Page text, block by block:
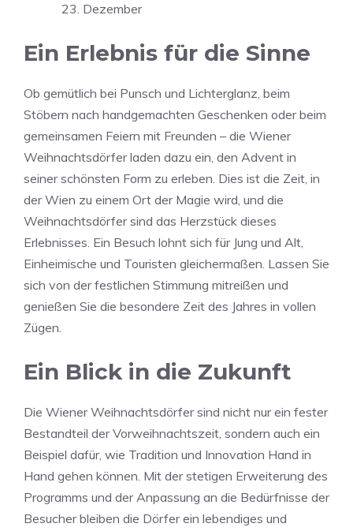
23. Dezember
Ein Erlebnis für die Sinne
Ob gemütlich bei Punsch und Lichterglanz, beim
Stöbern nach handgemachten Geschenken oder beim
gemeinsamen Feiern mit Freunden – die Wiener
Weihnachtsdörfer laden dazu ein, den Advent in
seiner schönsten Form zu erleben. Dies ist die Zeit, in
der Wien zu einem Ort der Magie wird, und die
Weihnachtsdörfer sind das Herzstück dieses
Erlebnisses. Ein Besuch lohnt sich für Jung und Alt,
Einheimische und Touristen gleichermaßen. Lassen Sie
sich von der festlichen Stimmung mitreißen und
genießen Sie die besondere Zeit des Jahres in vollen
Zügen.
Ein Blick in die Zukunft
Die Wiener Weihnachtsdörfer sind nicht nur ein fester
Bestandteil der Vorweihnachtszeit, sondern auch ein
Beispiel dafür, wie Tradition und Innovation Hand in
Hand gehen können. Mit der stetigen Erweiterung des
Programms und der Anpassung an die Bedürfnisse der
Besucher bleiben die Dörfer ein lebendiges und